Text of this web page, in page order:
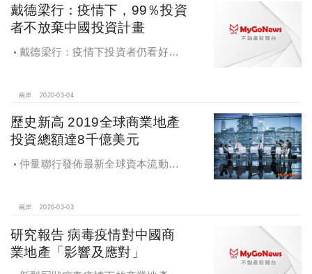
戴德梁行：疫情下，99％投資
者不放棄中國投資計畫
戴德梁行：疫情下投資者仍看好中
兩岸 2020-03-04
歷史新高 2019全球商業地產
投資總額達8千億美元
仲量聯行發佈最新全球資本流動報
兩岸 2020-03-03
研究報告 病毒疫情對中國商
業地產「影響及應對」